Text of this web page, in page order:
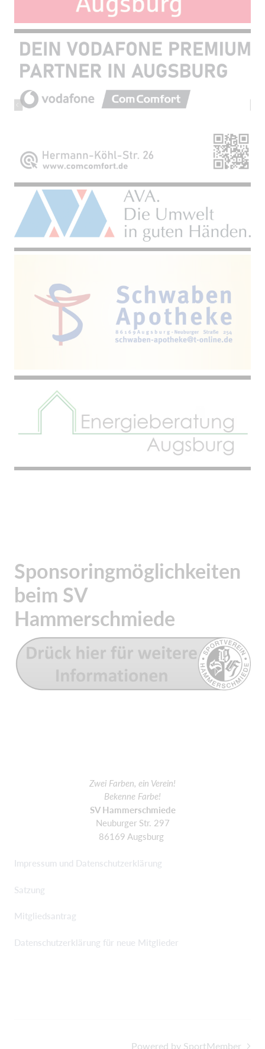
Sponsoringmöglichkeiten
beim SV
Hammerschmiede
Zwei Farben, ein Verein!
Bekenne Farbe!
SV Hammerschmiede
Neuburger Str. 297
86169 Augsburg
Impressum und Datenschutzerklärung
Satzung
Mitgliedsantrag
Datenschutzerklärung für neue Mitglieder
Powered by SportMember